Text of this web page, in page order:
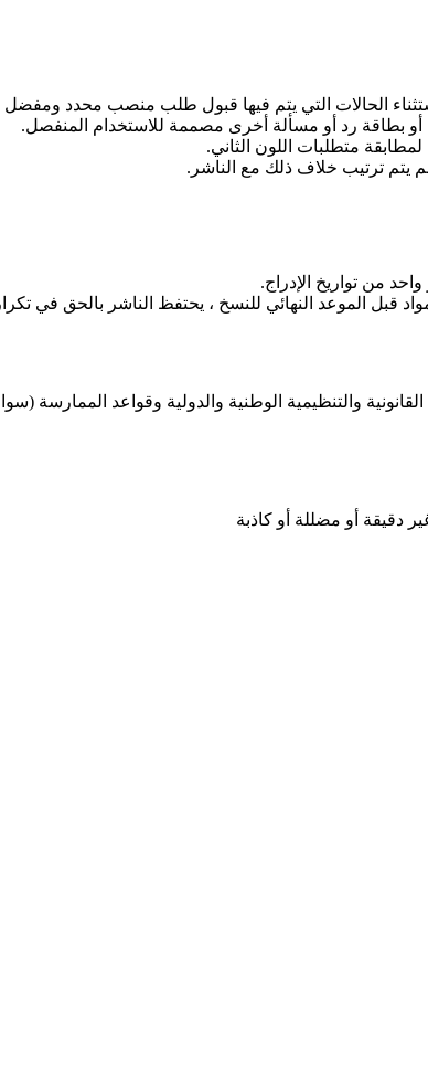
الحالات التي يتم فيها قبول طلب منصب محدد
بطاقة رد أو مسألة أخرى مصممة للاستخدام المنفصل.
متطلبات اللون الثاني.
لم يتم ترتيب خلاف ذلك مع الناشر.
من تواريخ الإدراج.
قبل الموعد النهائي للنسخ ، يحتفظ الناشر بالحق في
والتنظيمية الوطنية والدولية وقواعد الممارسة
دقيقة أو مضللة أو كاذبة